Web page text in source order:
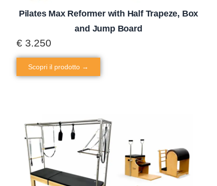
Pilates Max Reformer with Half Trapeze, Box
and Jump Board
€ 3.250
Scopri il prodotto →